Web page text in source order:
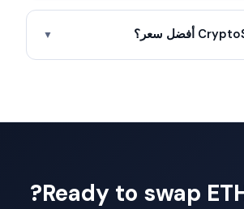
▼
Ready to swap